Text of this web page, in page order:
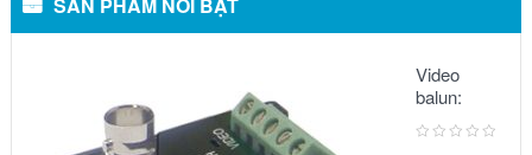
Video
balun:
METSUKI
MS-351T